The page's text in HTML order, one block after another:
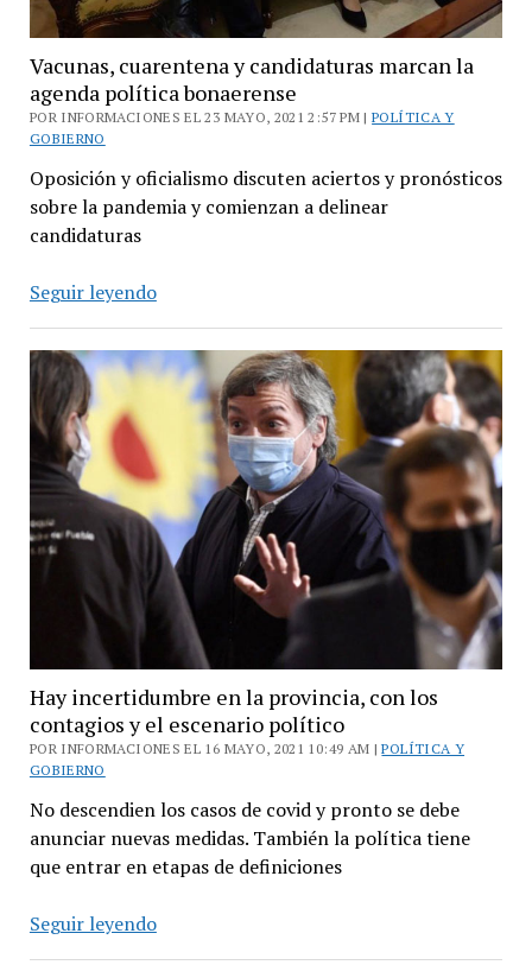
Vacunas, cuarentena y candidaturas marcan la
agenda política bonaerense
POR INFORMACIONES EL 23 MAYO, 2021 2:57 PM |POLÍTICA Y
GOBIERNO
Oposición y oficialismo discuten aciertos y pronósticos
sobre la pandemia y comienzan a delinear
candidaturas
Seguir leyendoVacunas,
y
candidaturas
marcan
agenda
política
bonaerense
Hay incertidumbre en la provincia, con los
contagios y el escenario político
POR INFORMACIONES EL 16 MAYO, 2021 10:49 AM |POLÍTICA Y
GOBIERNO
No descendien los casos de covid y pronto se debe
anunciar nuevas medidas. También la política tiene
que entrar en etapas de definiciones
Seguir leyendoHay